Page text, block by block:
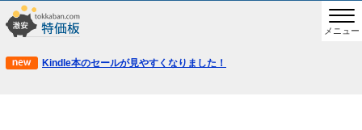
メニュー
Kindle本のセールが見やすくなりました！